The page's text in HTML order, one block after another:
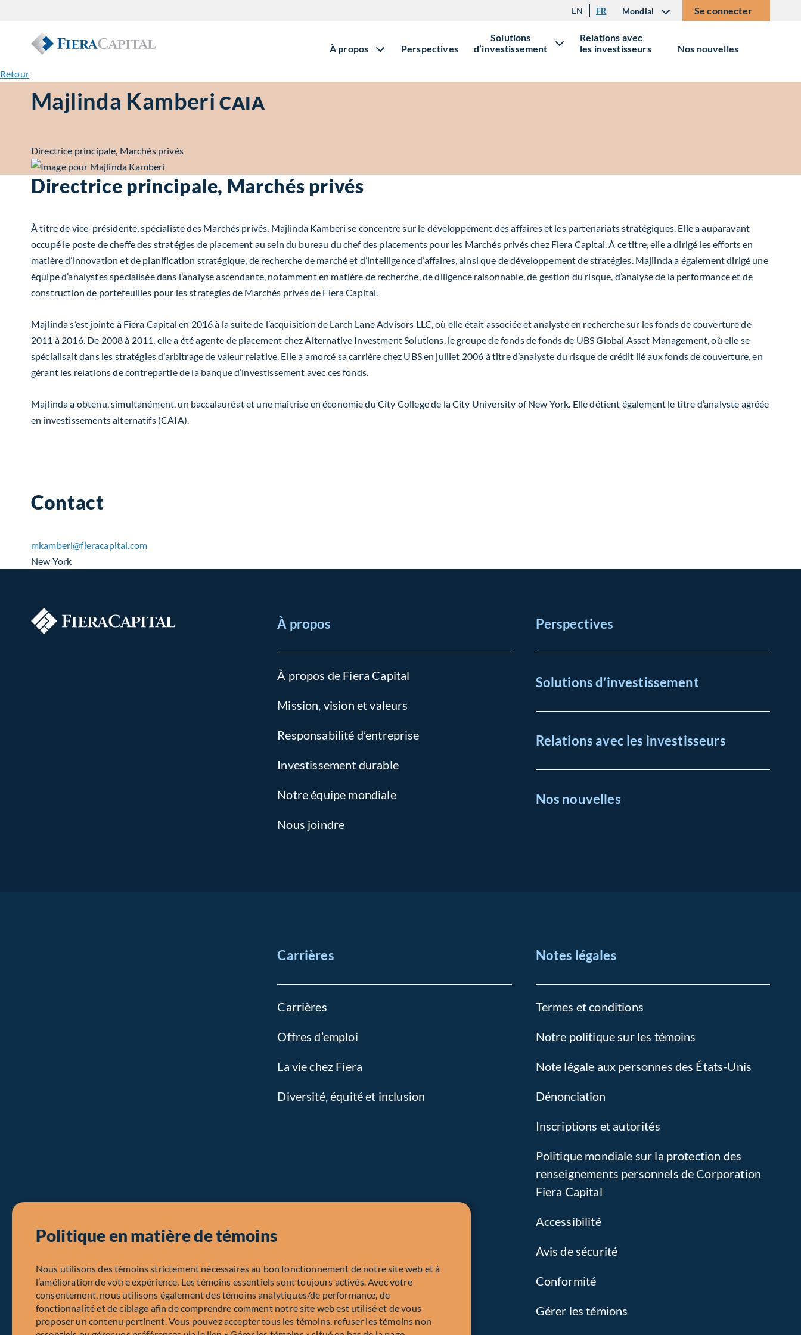
EN FR Mondial Se connecter
À propos Perspectives
Solutions
d’investissement
Relations avec
les investisseurs
Nos nouvelles
Retour
Majlinda Kamberi CAIA
Directrice principale, Marchés privés
Directrice principale, Marchés privés
À titre de vice-présidente, spécialiste des Marchés privés, Majlinda Kamberi se concentre sur le développement des affaires et les partenariats stratégiques. Elle a auparavant
occupé le poste de cheffe des stratégies de placement au sein du bureau du chef des placements pour les Marchés privés chez Fiera Capital. À ce titre, elle a dirigé les efforts en
matière d’innovation et de planification stratégique, de recherche de marché et d’intelligence d’affaires, ainsi que de développement de stratégies. Majlinda a également dirigé une
équipe d’analystes spécialisée dans l’analyse ascendante, notamment en matière de recherche, de diligence raisonnable, de gestion du risque, d’analyse de la performance et de
construction de portefeuilles pour les stratégies de Marchés privés de Fiera Capital.
Majlinda s’est jointe à Fiera Capital en 2016 à la suite de l’acquisition de Larch Lane Advisors LLC, où elle était associée et analyste en recherche sur les fonds de couverture de
2011 à 2016. De 2008 à 2011, elle a été agente de placement chez Alternative Investment Solutions, le groupe de fonds de fonds de UBS Global Asset Management, où elle se
spécialisait dans les stratégies d’arbitrage de valeur relative. Elle a amorcé sa carrière chez UBS en juillet 2006 à titre d’analyste du risque de crédit lié aux fonds de couverture, en
gérant les relations de contrepartie de la banque d’investissement avec ces fonds.
Majlinda a obtenu, simultanément, un baccalauréat et une maîtrise en économie du City College de la City University of New York. Elle détient également le titre d’analyste agréée
en investissements alternatifs (CAIA).
Contact
mkamberi​@fieracapital.com
New York
À propos
À propos de Fiera Capital
Mission, vision et valeurs
Responsabilité d’entreprise
Investissement durable
Notre équipe mondiale
Nous joindre
Perspectives
Solutions d’investissement
Relations avec les investisseurs
Nos nouvelles
Carrières
Carrières
Offres d’emploi
La vie chez Fiera
Diversité, équité et inclusion
Notes légales
Termes et conditions
Notre politique sur les témoins
Note légale aux personnes des États-Unis
Dénonciation
Inscriptions et autorités
Politique mondiale sur la protection des
renseignements personnels de Corporation
Fiera Capital
Accessibilité
Avis de sécurité
Conformité
Gérer les témions
Politique en matière de témoins
Nous utilisons des témoins strictement nécessaires au bon fonctionnement de notre site web et à
l’amélioration de votre expérience. Les témoins essentiels sont toujours activés. Avec votre
consentement, nous utilisons également des témoins analytiques/de performance, de
fonctionnalité et de ciblage afin de comprendre comment notre site web est utilisé et de vous
proposer un contenu pertinent. Vous pouvez accepter tous les témoins, refuser les témoins non